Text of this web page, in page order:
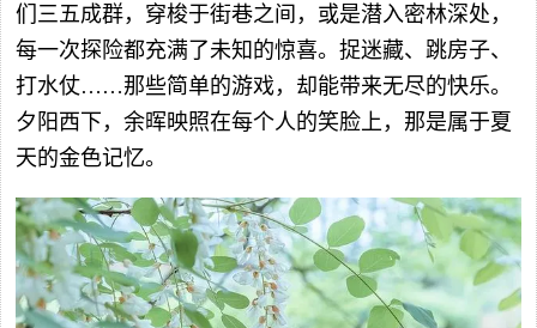
们三五成群，穿梭于街巷之间，或是潜入密林深处，
每一次探险都充满了未知的惊喜。捉迷藏、跳房子、
打水仗……那些简单的游戏，却能带来无尽的快乐。
夕阳西下，余晖映照在每个人的笑脸上，那是属于夏
天的金色记忆。